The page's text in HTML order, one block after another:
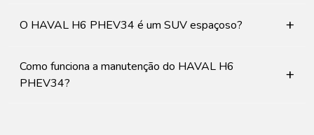
O HAVAL H6 PHEV34 é um SUV espaçoso? +
Como funciona a manutenção do HAVAL H6
PHEV34?
+